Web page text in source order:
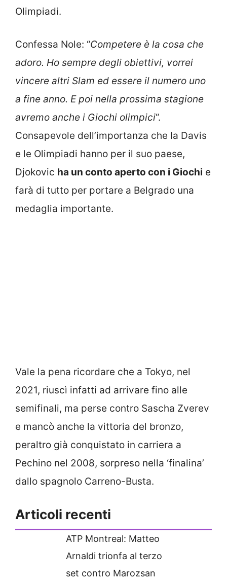
Olimpiadi.
Confessa Nole: “Competere è la cosa che
adoro. Ho sempre degli obiettivi, vorrei
vincere altri Slam ed essere il numero uno
a fine anno. E poi nella prossima stagione
avremo anche i Giochi olimpici“.
Consapevole dell’importanza che la Davis
e le Olimpiadi hanno per il suo paese,
Djokovic ha un conto aperto con i Giochi e
farà di tutto per portare a Belgrado una
medaglia importante.
Vale la pena ricordare che a Tokyo, nel
2021, riuscì infatti ad arrivare fino alle
semifinali, ma perse contro Sascha Zverev
e mancò anche la vittoria del bronzo,
peraltro già conquistato in carriera a
Pechino nel 2008, sorpreso nella ‘finalina’
dallo spagnolo Carreno-Busta.
Articoli recenti
ATP Montreal: Matteo
Arnaldi trionfa al terzo
set contro Marozsan